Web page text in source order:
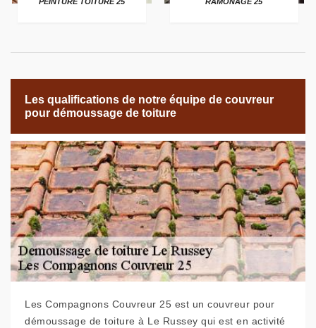
Les qualifications de notre équipe de couvreur
pour démoussage de toiture
Les Compagnons Couvreur 25 est un couvreur pour
démoussage de toiture à Le Russey qui est en activité